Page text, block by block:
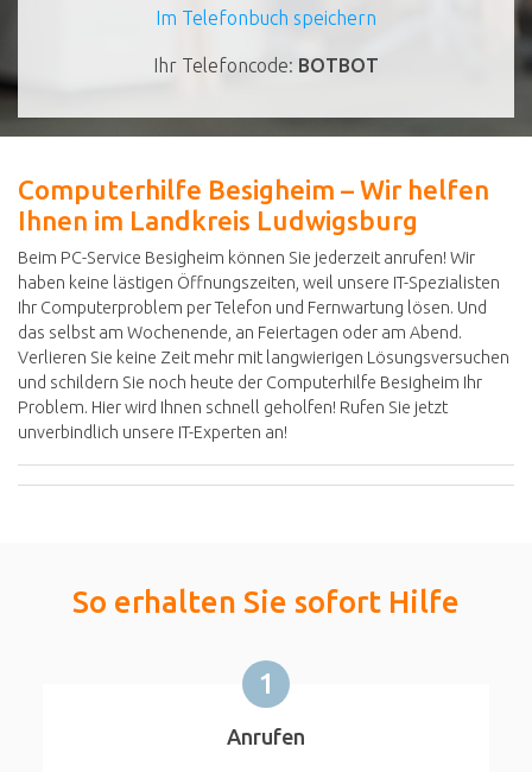
Im Telefonbuch speichern
Ihr Telefoncode: BOTBOT
Computerhilfe Besigheim – Wir helfen
Ihnen im Landkreis Ludwigsburg
Beim PC-Service Besigheim können Sie jederzeit anrufen! Wir
haben keine lästigen Öffnungszeiten, weil unsere IT-Spezialisten
Ihr Computerproblem per Telefon und Fernwartung lösen. Und
das selbst am Wochenende, an Feiertagen oder am Abend.
Verlieren Sie keine Zeit mehr mit langwierigen Lösungsversuchen
und schildern Sie noch heute der Computerhilfe Besigheim Ihr
Problem. Hier wird Ihnen schnell geholfen! Rufen Sie jetzt
unverbindlich unsere IT-Experten an!
So erhalten Sie sofort Hilfe
1
Anrufen